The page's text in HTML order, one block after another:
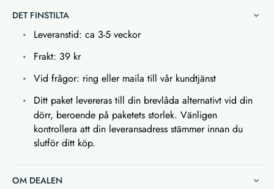
DET FINSTILTA
Leveranstid: ca 3-5 veckor
Frakt: 39 kr
Vid frågor: ring eller maila till vår kundtjänst
Ditt paket levereras till din brevlåda alternativt vid din
dörr, beroende på paketets storlek. Vänligen
kontrollera att din leveransadress stämmer innan du
slutför ditt köp.
OM DEALEN